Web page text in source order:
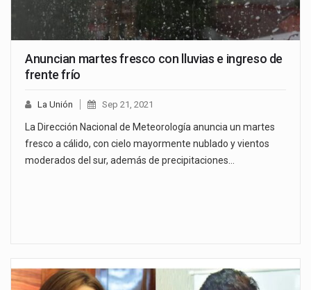
Anuncian martes fresco con lluvias e ingreso de
frente frío
La Unión Sep 21, 2021
La Dirección Nacional de Meteorología anuncia un martes
fresco a cálido, con cielo mayormente nublado y vientos
moderados del sur, además de precipitaciones…